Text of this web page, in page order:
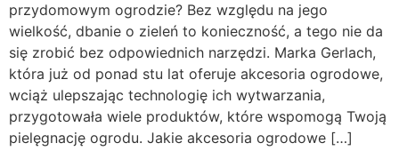
przydomowym ogrodzie? Bez względu na jego
wielkość, dbanie o zieleń to konieczność, a tego nie da
się zrobić bez odpowiednich narzędzi. Marka Gerlach,
która już od ponad stu lat oferuje akcesoria ogrodowe,
wciąż ulepszając technologię ich wytwarzania,
przygotowała wiele produktów, które wspomogą Twoją
pielęgnację ogrodu. Jakie akcesoria ogrodowe […]